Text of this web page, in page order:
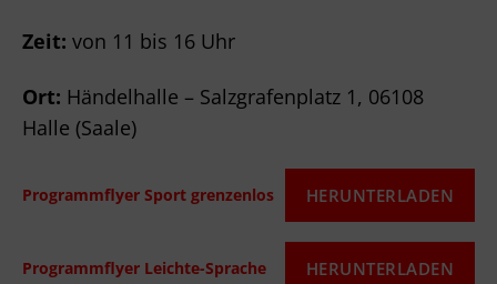
Zeit: von 11 bis 16 Uhr
Ort: Händelhalle – Salzgrafenplatz 1, 06108
Halle (Saale)
Programmflyer Sport grenzenlos HERUNTERLADEN
Programmflyer Leichte-Sprache HERUNTERLADEN